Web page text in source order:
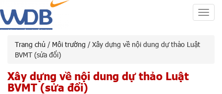
Trang chủ / Môi trường / Xây dựng về nội dung dự thảo Luật
BVMT (sửa đổi)
Xây dựng về nội dung dự thảo Luật
BVMT (sửa đổi)